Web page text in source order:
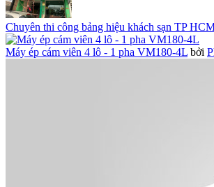
Chuyên thi công bảng hiệu khách sạn TP
Máy ép cám viên 4 lô - 1 pha VM180-4L bởi